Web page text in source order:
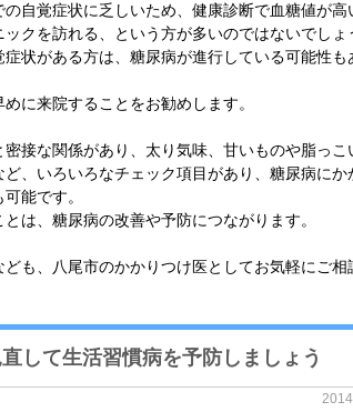
自覚症状に乏しいため、健康診断で血糖値が高
ックを訪れる、という方が多いのではないでしょ
状がある方は、糖尿病が進行している可能性も
に来院することをお勧めします。
接な関係があり、太り気味、甘いものや脂っこ
、いろいろなチェック項目があり、糖尿病にか
能です。
は、糖尿病の改善や予防につながります。
ども、八尾市のかかりつけ医としてお気軽にご相
して生活習慣病を予防しましょう